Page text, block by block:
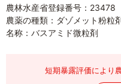
農林水産省登録番号：23478
農薬の種類：ダゾメット粉粒
名称：バスアミド微粒剤
短期暴露評価により